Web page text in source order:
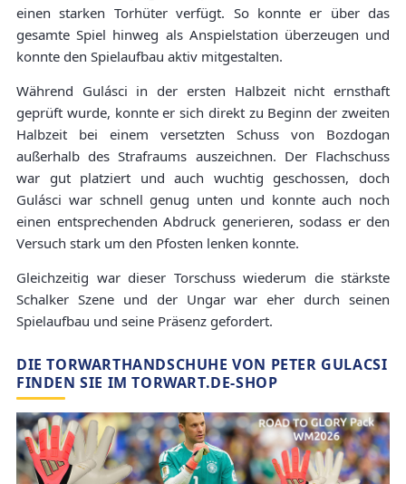
einen starken Torhüter verfügt. So konnte er über das
gesamte Spiel hinweg als Anspielstation überzeugen und
konnte den Spielaufbau aktiv mitgestalten.
Während Gulásci in der ersten Halbzeit nicht ernsthaft
geprüft wurde, konnte er sich direkt zu Beginn der zweiten
Halbzeit bei einem versetzten Schuss von Bozdogan
außerhalb des Strafraums auszeichnen. Der Flachschuss
war gut platziert und auch wuchtig geschossen, doch
Gulásci war schnell genug unten und konnte auch noch
einen entsprechenden Abdruck generieren, sodass er den
Versuch stark um den Pfosten lenken konnte.
Gleichzeitig war dieser Torschuss wiederum die stärkste
Schalker Szene und der Ungar war eher durch seinen
Spielaufbau und seine Präsenz gefordert.
DIE TORWARTHANDSCHUHE VON PETER GULACSI
FINDEN SIE IM TORWART.DE-SHOP